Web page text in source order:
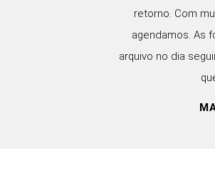
retorno. Com
agendamos. As
arquivo no dia